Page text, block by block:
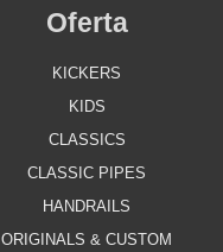
Oferta
KICKERS
KIDS
CLASSICS
CLASSIC PIPES
HANDRAILS
ORIGINALS & CUSTOM